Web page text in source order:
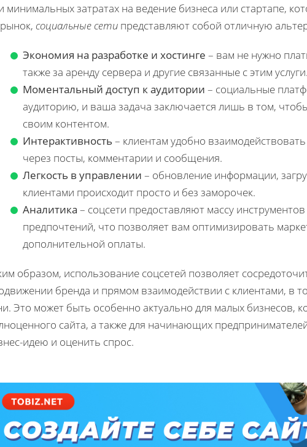
минимальных затратах на ведение бизнеса или стартапе,
социальные сети представляют собой отличную
Экономия на разработке и хостинге – вам не нужно
также за аренду сервера и другие связанные с этим услуги.
Моментальный доступ к аудитории – социальные
аудиторию, и ваша задача заключается лишь в том,
своим контентом.
Интерактивность – клиентам удобно
через посты, комментарии и сообщения.
Легкость в управлении – обновление информации,
клиентами происходит просто и без заморочек.
Аналитика – соцсети предоставляют массу
предпочтений, что позволяет вам оптимизировать
дополнительной оплаты.
образом, использование соцсетей позволяет
бренда и прямом взаимодействии с клиентами, в
Это может быть особенно актуально для малых бизнесов,
сайта, а также для начинающих
идею и оценить спрос.